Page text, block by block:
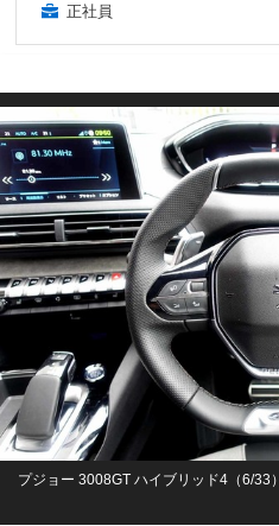
正社員
プジョー 3008GT ハイブリッド4（6/33）